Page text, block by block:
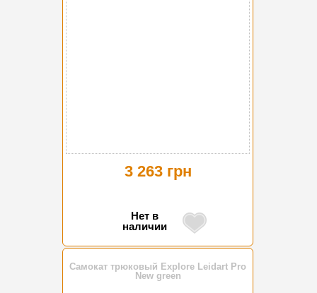
3 263 грн
Нет в
наличии
Самокат трюковый Explore Leidart Pro
New green